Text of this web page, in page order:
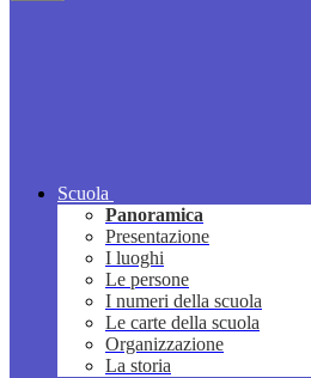
Scuola
Panoramica
Presentazione
I luoghi
Le persone
I numeri della scuola
Le carte della scuola
Organizzazione
La storia